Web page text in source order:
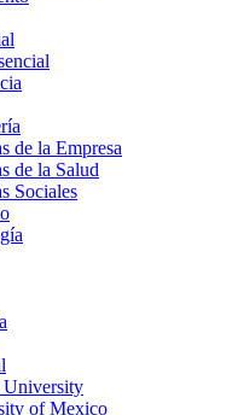
de la Empresa
de la Salud
Sociales
University
of Mexico